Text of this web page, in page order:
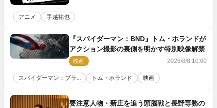
アニメ 手越祐也
『スパイダーマン：BND』トム・ホランドが
アクション撮影の裏側を明かす特別映像解禁
映画 2026/8/8 10:00
スパイダーマン：ブラ... トム・ホランド 映画
要注意人物・新庄を追う頭脳戦と長野専務の